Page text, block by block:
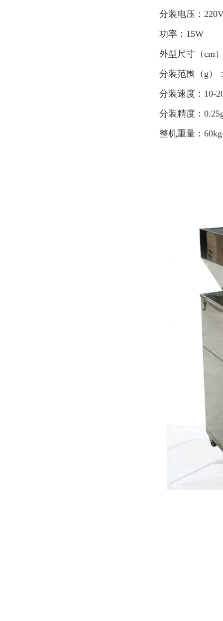
分装电压：
功率：15W
外型尺寸（cm
分装范围（g）
分装速度：10-
分装精度：
整机重量：60kg